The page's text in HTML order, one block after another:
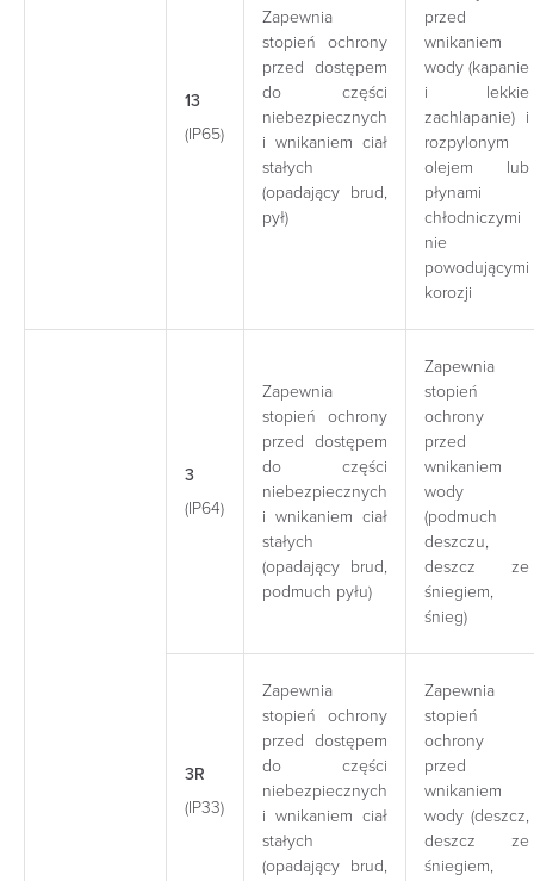
13
(IP65)
Zapewnia
stopień ochrony
przed dostępem
do części
niebezpiecznych
i wnikaniem ciał
stałych
(opadający brud,
pył)
przed
wnikaniem
wody (kapanie
i lekkie
zachlapanie) i
rozpylonym
olejem lub
płynami
chłodniczymi
nie
powodującymi
korozji
3
(IP64)
Zapewnia
stopień ochrony
przed dostępem
do części
niebezpiecznych
i wnikaniem ciał
stałych
(opadający brud,
podmuch pyłu)
Zapewnia
stopień
ochrony
przed
wnikaniem
wody
(podmuch
deszczu,
deszcz ze
śniegiem,
śnieg)
3R
(IP33)
Zapewnia
stopień ochrony
przed dostępem
do części
niebezpiecznych
i wnikaniem ciał
stałych
(opadający brud,
Zapewnia
stopień
ochrony
przed
wnikaniem
wody (deszcz,
deszcz ze
śniegiem,